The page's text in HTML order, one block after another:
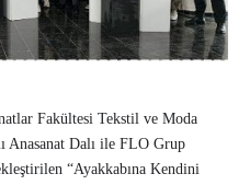
Fakültesi Tekstil ve Moda
Anasanat Dalı ile FLO Grup
“Ayakkabına Kendini